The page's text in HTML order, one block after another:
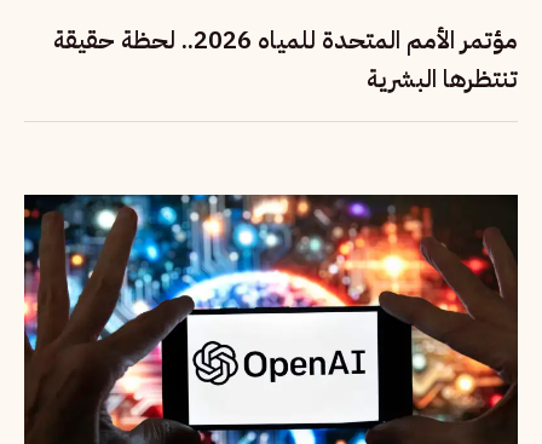
مؤتمر الأمم المتحدة للمياه 2026.. لحظة حقيقة
تنتظرها البشرية